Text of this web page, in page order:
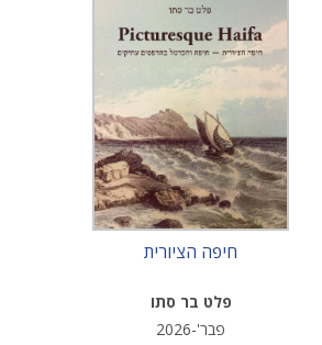
חיפה הציורית
פלט בר סתו
פבר'-2026